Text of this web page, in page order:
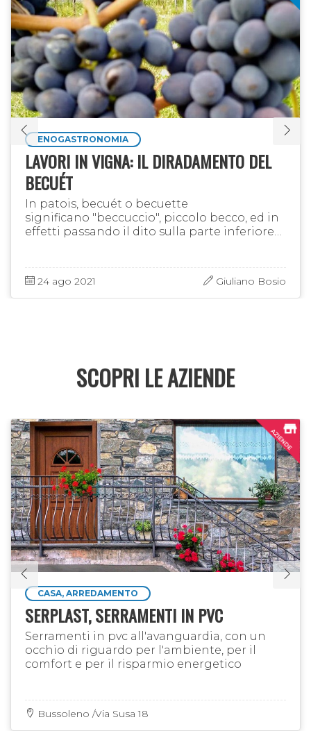
ENOGASTRONOMIA
LAVORI IN VIGNA: IL DIRADAMENTO DEL
BECUÉT
In patois, becuét o becuette
significano "beccuccio", piccolo becco, ed in
effetti passando il dito sulla parte inferiore
24 ago 2021 Giuliano Bosio
SCOPRI LE AZIENDE
CASA, ARREDAMENTO
SERPLAST, SERRAMENTI IN PVC
Serramenti in pvc all'avanguardia, con un
occhio di riguardo per l'ambiente, per il
comfort e per il risparmio energetico
Bussoleno /Via Susa 18